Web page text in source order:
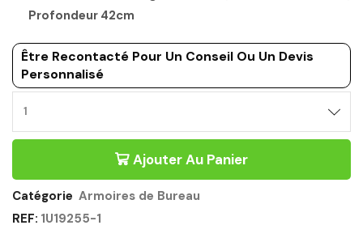
Profondeur 42cm
Être Recontacté Pour Un Conseil Ou Un Devis
Personnalisé
Ajouter Au Panier
Catégorie Armoires de Bureau
REF: 1U19255-1